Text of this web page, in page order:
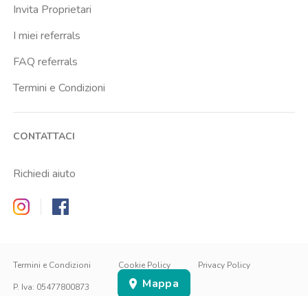
EN
ACCEDI Mappa
Invita Proprietari
I miei referrals
FAQ referrals
Termini e Condizioni
CONTATTACI
Richiedi aiuto
Zappyrent on Instagram
Zappyrent on Facebook
Termini e Condizioni Cookie Policy
Privacy Policy
P. Iva: 05477800873